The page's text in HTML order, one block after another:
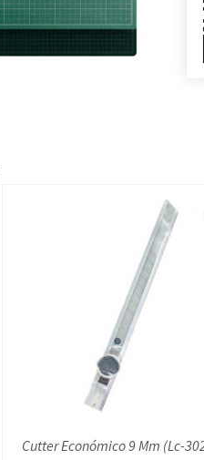
Cutter Económico 9 Mm (Lc-